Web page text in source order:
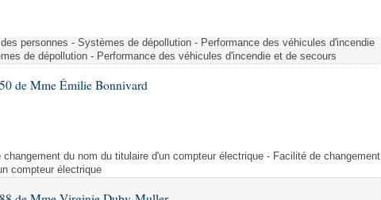
personnes - Systèmes de dépollution - Performance des véhicules d'incendie
de dépollution - Performance des véhicules d'incendie et de secours
de Mme Émilie Bonnivard
changement du nom du titulaire d'un compteur électrique - Facilité de changement
compteur électrique